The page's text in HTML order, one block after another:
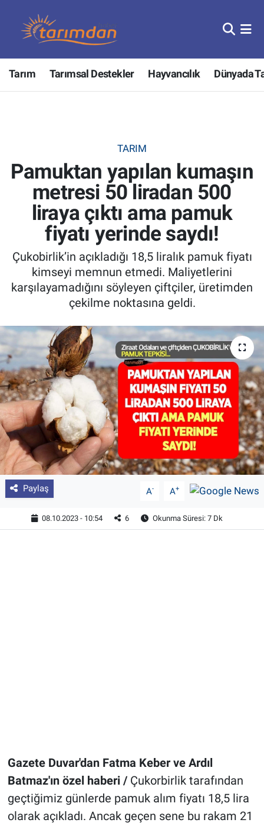
Tarım Tarımsal Destekler Hayvancılık Dünyada
TARIM
Pamuktan yapılan kumaşın
metresi 50 liradan 500
liraya çıktı ama pamuk
fiyatı yerinde saydı!
Çukobirlik’in açıkladığı 18,5 liralık pamuk fiyatı
kimseyi memnun etmedi. Maliyetlerini
karşılayamadığını söyleyen çiftçiler, üretimden
çekilme noktasına geldi.
Paylaş A- A+
08.10.2023 - 10:54 6 Okunma Süresi: 7 Dk
Gazete Duvar'dan Fatma Keber ve Ardıl
Batmaz'ın özel haberi / Çukorbirlik tarafından
geçtiğimiz günlerde pamuk alım fiyatı 18,5 lira
olarak açıkladı. Ancak geçen sene bu rakam 21
Tarım
Hayvancılık
Tarımsal Destekler
Tarım Bakanlığı
TZOB
Tarım Kredi Kooperatifleri
Pankobirlik
Tarım Bilgisi
Yetiştirici Soruyor
Dünyada Tarım
Üretici Birlikleri
Şeker ve Şekerli Mamüller
Tahıllar ve Baklagiller
Tohum
Nöbetçi Eczaneler
Hava Durumu
Tüm Manşetler
Son Dakika Haberleri
Haber Arşivi